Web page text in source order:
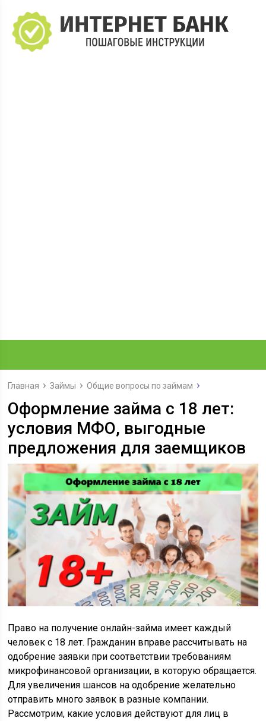
Главная Займы Общие вопросы по займам
Оформление займа с 18 лет:
условия МФО, выгодные
предложения для заемщиков
Право на получение онлайн-займа имеет каждый
человек с 18 лет. Гражданин вправе рассчитывать на
одобрение заявки при соответствии требованиям
микрофинансовой организации, в которую обращается.
Для увеличения шансов на одобрение желательно
отправить много заявок в разные компании.
Рассмотрим, какие условия действуют для лиц в